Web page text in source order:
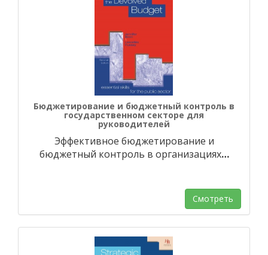
Бюджетирование и бюджетный контроль в
государственном секторе для
руководителей
Эффективное бюджетирование и
бюджетный контроль в организациях…
Смотреть